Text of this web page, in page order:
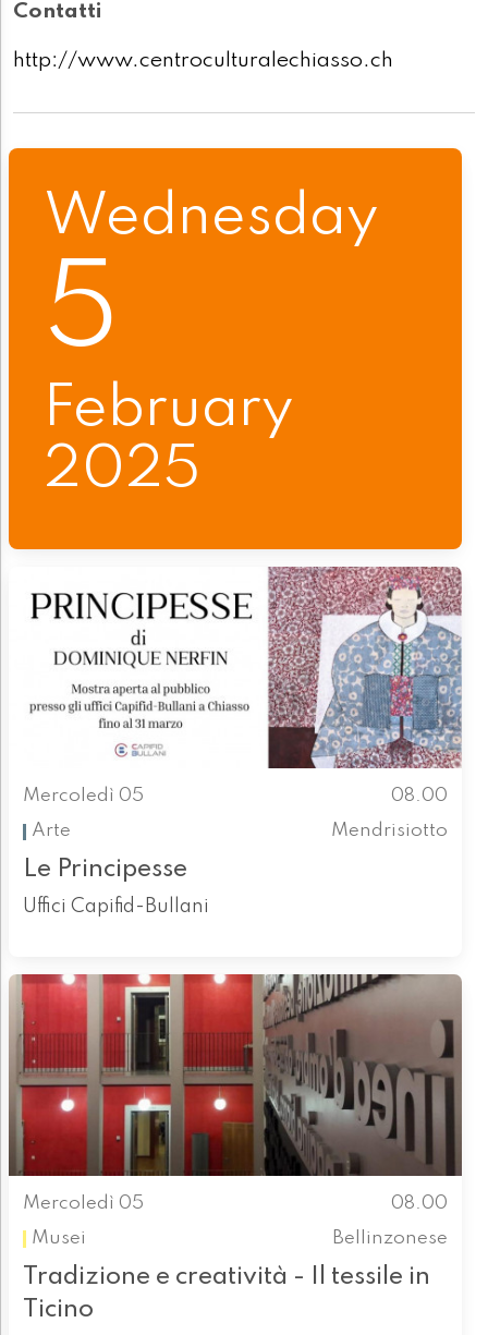
Contatti
http://www.centroculturalechiasso.ch
Wednesday
5
February
2025
Mercoledì 05
08.00
Arte
Mendrisiotto
Le Principesse
Uffici Capifid-Bullani
Mercoledì 05
08.00
Musei
Bellinzonese
Tradizione e creatività - Il tessile in
Ticino